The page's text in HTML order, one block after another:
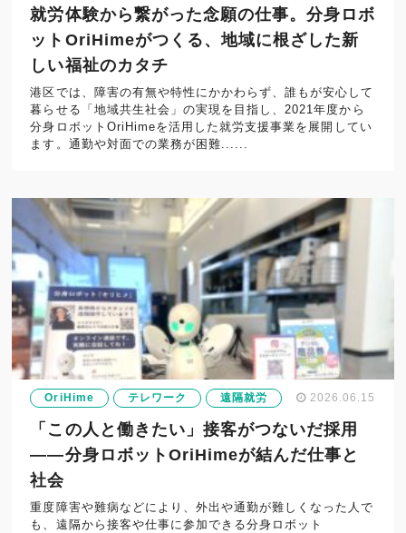
就労体験から繋がった念願の仕事。分身ロボ
ットOriHimeがつくる、地域に根ざした新
しい福祉のカタチ
港区では、障害の有無や特性にかかわらず、誰もが安心して
暮らせる「地域共生社会」の実現を目指し、2021年度から
分身ロボットOriHimeを活用した就労支援事業を展開してい
ます。通勤や対面での業務が困難......
OriHime テレワーク 遠隔就労 2026.06.15
「この人と働きたい」接客がつないだ採用
——分身ロボットOriHimeが結んだ仕事と
社会
重度障害や難病などにより、外出や通勤が難しくなった人で
も、遠隔から接客や仕事に参加できる分身ロボット